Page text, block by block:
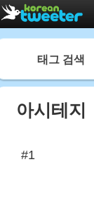
태그 검색
아시테지
#1